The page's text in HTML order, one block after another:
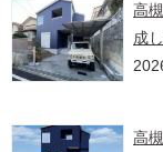
高
成
高